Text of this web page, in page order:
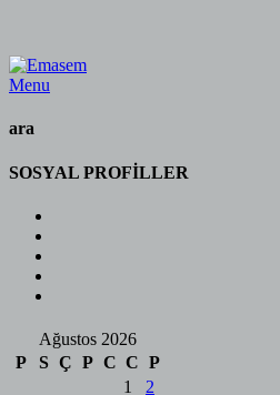
Menu
ara
SOSYAL PROFİLLER
Ağustos 2026
P
S Ç P C C P
1
2